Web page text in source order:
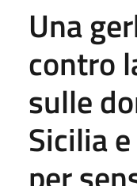
Una
contro
sulle
Sicilia